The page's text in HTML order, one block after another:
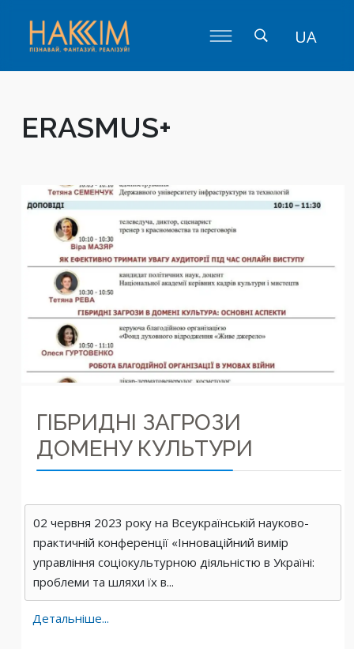
UA
ERASMUS+
ГІБРИДНІ ЗАГРОЗИ
ДОМЕНУ КУЛЬТУРИ
02 червня 2023 року на Всеукраїнській науково-
практичній конференції «Інноваційний вимір
управління соціокультурною діяльністю в Україні:
проблеми та шляхи їх в...
Детальніше...